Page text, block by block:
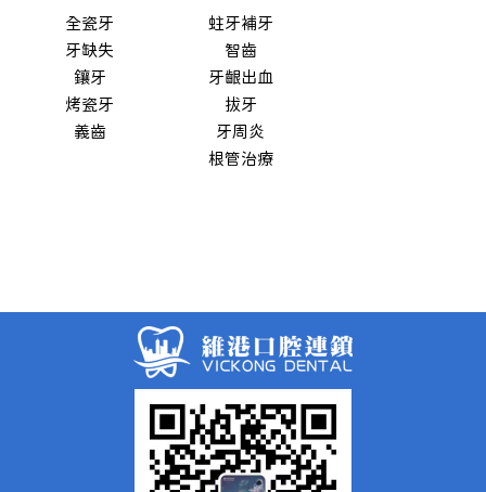
全瓷牙
牙缺失
鑲牙
烤瓷牙
義齒
蛀牙補牙
智齒
牙齦出血
拔牙
牙周炎
根管治療